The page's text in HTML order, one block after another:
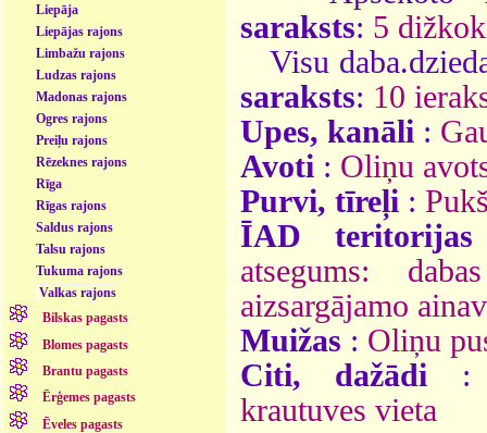
Liepāja
Liepājas rajons
Limbažu rajons
Ludzas rajons
Madonas rajons
Ogres rajons
Preiļu rajons
Rēzeknes rajons
Rīga
Rīgas rajons
Saldus rajons
Talsu rajons
Tukuma rajons
Valkas rajons
Bilskas pagasts
Blomes pagasts
Brantu pagasts
Ērģemes pagasts
Ēveles pagasts
saraksts: 5
Visu
saraksts: 10
Upes, kanāli :
Avoti : Oliņu
Purvi, tīreļi :
ĪAD teritorijas
atsegums:
aizsargājamo
Muižas : Oliņu
Citi, dažādi
krautuves vieta